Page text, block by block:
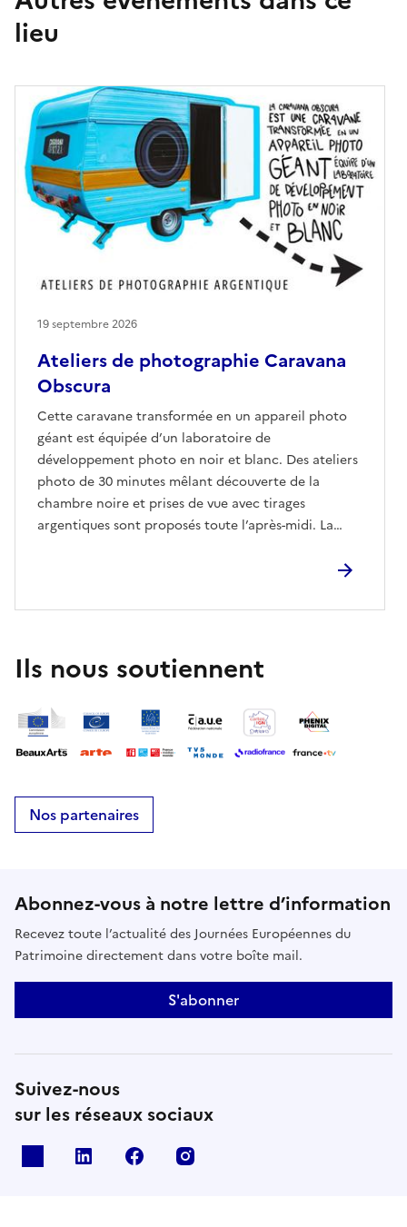
lieu
Ateliers de photographie Caravana
Obscura
Cette caravane transformée en un appareil photo
géant est équipée d’un laboratoire de
développement photo en noir et blanc. Des ateliers
photo de 30 minutes mêlant découverte de la
chambre noire et prises de vue avec tirages
argentiques sont proposés toute l’après-midi. La
19 septembre 2026
Ils nous soutiennent
Nos partenaires
Abonnez-vous à notre lettre d’information
Recevez toute l’actualité des Journées Européennes du
Patrimoine directement dans votre boîte mail.
S'abonner
Suivez-nous
sur les réseaux sociaux
Linkedin Facebook